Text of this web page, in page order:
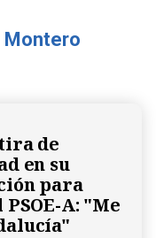
Montero
de
en su
para
A: "Me